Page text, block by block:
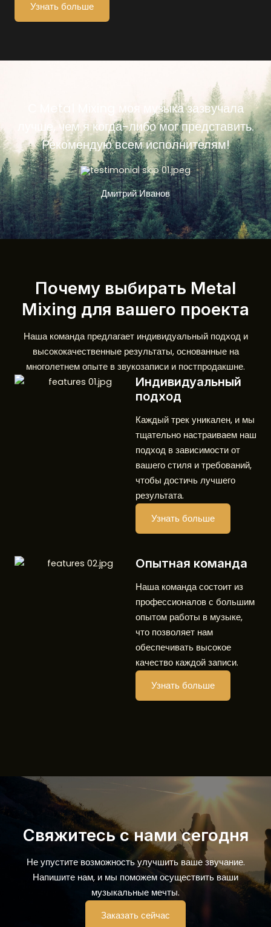
Узнать больше
С Metal Mixing моя музыка зазвучала
лучше, чем я когда-либо мог представить.
Рекомендую всем исполнителям!
Дмитрий Иванов
Почему выбирать Metal
Mixing для вашего проекта
Наша команда предлагает индивидуальный подход и
высококачественные результаты, основанные на
многолетнем опыте в звукозаписи и постпродакшне.
Индивидуальный
подход​
Каждый трек уникален, и мы
тщательно настраиваем наш
подход в зависимости от
вашего стиля и требований,
чтобы достичь лучшего
результата.
Узнать больше
Опытная команда
Наша команда состоит из
профессионалов с большим
опытом работы в музыке,
что позволяет нам
обеспечивать высокое
качество каждой записи.
Узнать больше
Свяжитесь с нами сегодня​
Не упустите возможность улучшить ваше звучание.
Напишите нам, и мы поможем осуществить ваши
музыкальные мечты.
Заказать сейчас